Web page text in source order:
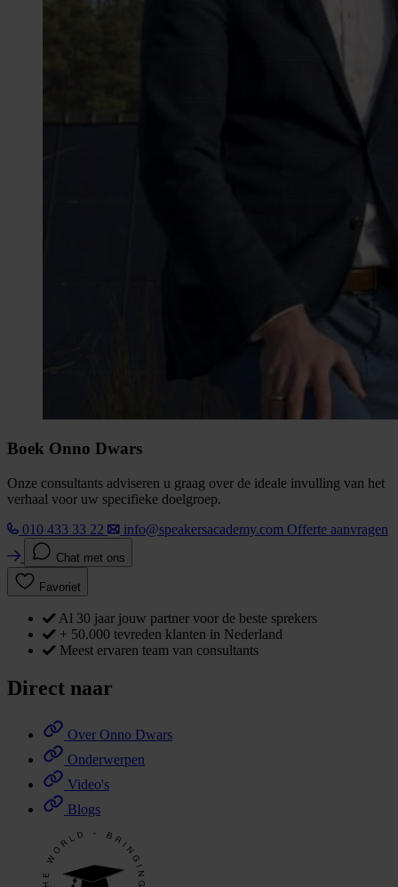
Boek Onno Dwars
Onze consultants adviseren u graag over de ideale invulling van het
verhaal voor uw specifieke doelgroep.
010 433 33 22
info@speakersacademy.com Offerte aanvragen
Chat met ons
Favoriet
Al 30 jaar jouw partner voor de beste sprekers
+ 50.000 tevreden klanten in Nederland
Meest ervaren team van consultants
Direct naar
Over Onno Dwars
Onderwerpen
Video's
Blogs